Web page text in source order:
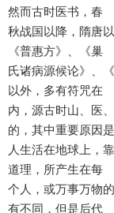
然而古时医书，春
秋战国以降，隋唐
《普惠方》、《巢
氏诸病源候论》、
以外，多有符咒在
内，源古时山、医
的，其中重要原因是
人生活在地球上，
道理，所产生在每
个人，或万事万物
有不同，但是后代